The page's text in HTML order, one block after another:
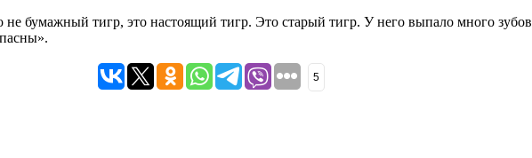
тигр, это настоящий тигр. Это старый тигр. У него выпало много
5